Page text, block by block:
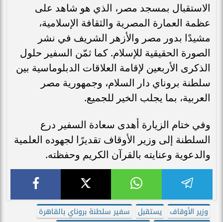
الاستقبال بمسجد مصر، الذي هو شاهد على
عظمة العمارة المصرية والثقافة الإسلامية،
مشيدًا بدور مصر والأزهر الشريف في نشر
الصورة الحقيقية للإسلام. كما ثمّن السفير حلول
الذكرى الأربعين لإقامة العلاقات الدبلوماسية بين
سلطنة بروناي دار السلام، وجمهورية مصر
العربية، بما يجلب الخير للجميع.
وفي ختام الزيارة أهدى سعادة السفير درع
السلطنة إلى وزير الأوقاف تقديرًا لجهوده العلمية
والدعوية وعنايته بالقرآن الكريم وحفظته.
وزير الأوقاف يستقبل
سفير سلطنة بروناي بالقاهرة